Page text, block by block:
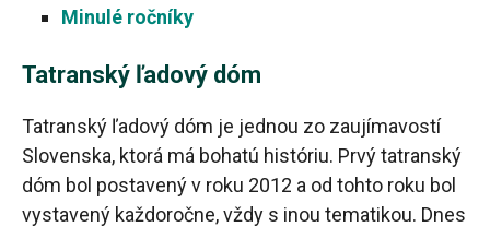
Minulé ročníky
Tatranský ľadový dóm
Tatranský ľadový dóm je jednou zo zaujímavostí
Slovenska, ktorá má bohatú históriu. Prvý tatranský
dóm bol postavený v roku 2012 a od tohto roku bol
vystavený každoročne, vždy s inou tematikou. Dnes